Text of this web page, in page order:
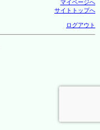
マイページへ
サイトトップへ
ログアウト